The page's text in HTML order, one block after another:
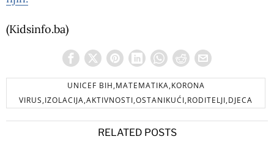
(Kidsinfo.ba)
UNICEF BIH,MATEMATIKA,KORONA
VIRUS,IZOLACIJA,AKTIVNOSTI,OSTANIKUĆI,RODITELJI,DJECA
RELATED POSTS